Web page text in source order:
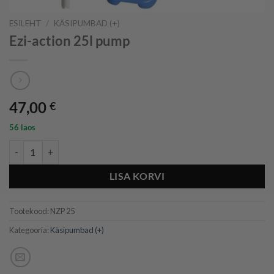
ESILEHT / KÄSIPUMBAD (+)
Ezi-action 25l pump
47,00 €
56 laos
LISA KORVI
Tootekood: NZP 25
Kategooria: Käsipumbad (+)